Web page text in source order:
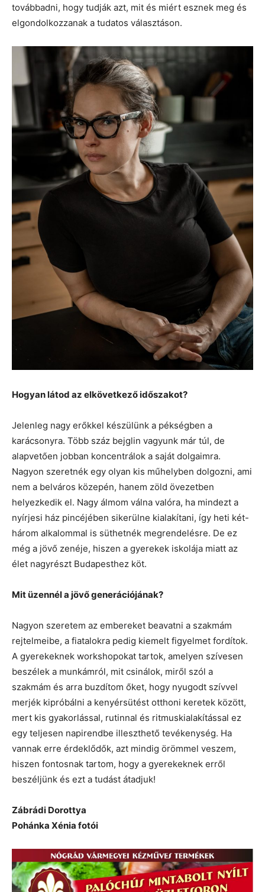
továbbadni, hogy tudják azt, mit és miért esznek meg és
elgondolkozzanak a tudatos választáson.
Hogyan látod az elkövetkező időszakot?
Jelenleg nagy erőkkel készülünk a pékségben a
karácsonyra. Több száz bejglin vagyunk már túl, de
alapvetően jobban koncentrálok a saját dolgaimra.
Nagyon szeretnék egy olyan kis műhelyben dolgozni, ami
nem a belváros közepén, hanem zöld övezetben
helyezkedik el. Nagy álmom válna valóra, ha mindezt a
nyírjesi ház pincéjében sikerülne kialakítani, így heti két-
három alkalommal is süthetnék megrendelésre. De ez
még a jövő zenéje, hiszen a gyerekek iskolája miatt az
élet nagyrészt Budapesthez köt.
Mit üzennél a jövő generációjának?
Nagyon szeretem az embereket beavatni a szakmám
rejtelmeibe, a fiatalokra pedig kiemelt figyelmet fordítok.
A gyerekeknek workshopokat tartok, amelyen szívesen
beszélek a munkámról, mit csinálok, miről szól a
szakmám és arra buzdítom őket, hogy nyugodt szívvel
merjék kipróbálni a kenyérsütést otthoni keretek között,
mert kis gyakorlással, rutinnal és ritmuskialakítással ez
egy teljesen napirendbe illeszthető tevékenység. Ha
vannak erre érdeklődők, azt mindig örömmel veszem,
hiszen fontosnak tartom, hogy a gyerekeknek erről
beszéljünk és ezt a tudást átadjuk!
Zábrádi Dorottya
Pohánka Xénia fotói